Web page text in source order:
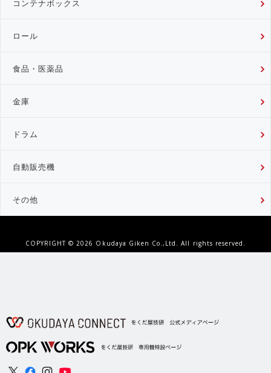
コンテナボックス
ロール
食品・医薬品
金庫
ドラム
自動販売機
その他
COPYRIGHT ©2026 Okudaya Giken Co.,Ltd. All rights reserved.